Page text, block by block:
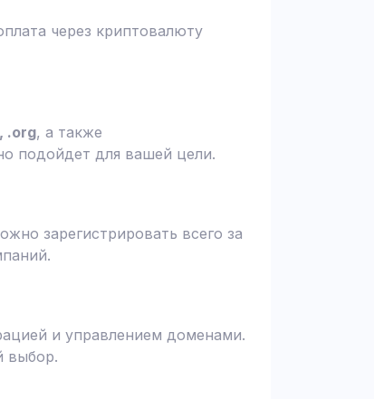
через криптовалюту
.org, а также
подойдет для вашей цели.
зарегистрировать всего за
и управлением доменами.
выбор.